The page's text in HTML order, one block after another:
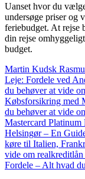
Uanset hvor du
undersøge priser og
feriebudget. At rejse
din rejse
budget.
Martin Kudsk
Leje: Fordele ved
du behøver at vide
Købsforsikring med
du behøver at vide
Mastercard
Helsingør – En
køre til Italien,
vide om realkreditlån
Fordele – Alt hvad